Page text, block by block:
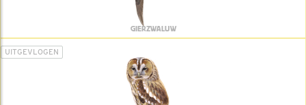
GIERZWALUW
UITGEVLOGEN